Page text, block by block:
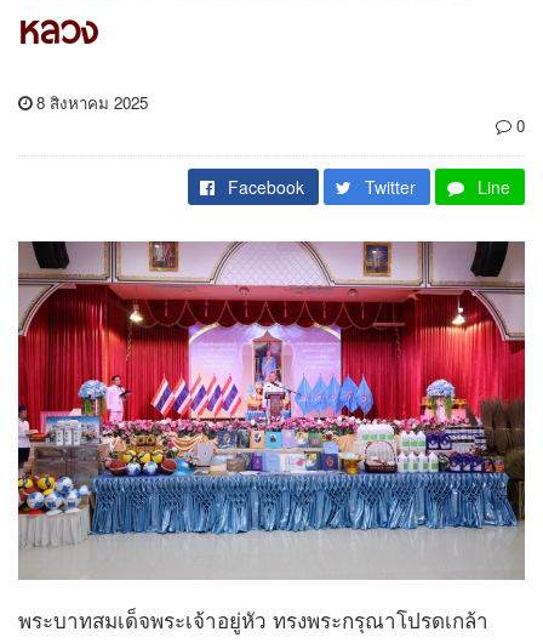
หลวง
8 สิงหาคม 2025
0
Facebook Twitter Line
พระบาทสมเด็จพระเจ้าอยู่หัว ทรงพระกรุณาโปรดเกล้า